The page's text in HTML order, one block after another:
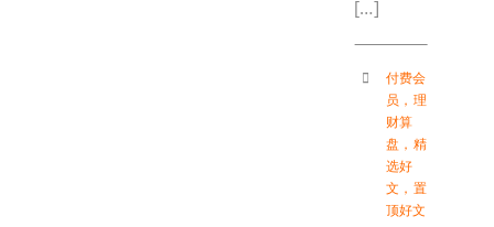
[…]
付费会
员 ， 理
财算
盘 ， 精
选好
文 ， 置
顶好文